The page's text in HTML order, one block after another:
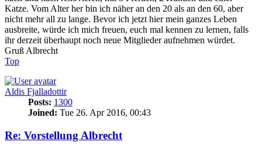
Katze. Vom Alter her bin ich näher an den 20 als an den 60, aber
nicht mehr all zu lange. Bevor ich jetzt hier mein ganzes Leben
ausbreite, würde ich mich freuen, euch mal kennen zu lernen, falls
ihr derzeit überhaupt noch neue Mitglieder aufnehmen würdet.
Gruß Albrecht
Top
Aldis Fjalladottir
Posts: 1300
Joined: Tue 26. Apr 2016, 00:43
Re: Vorstellung Albrecht